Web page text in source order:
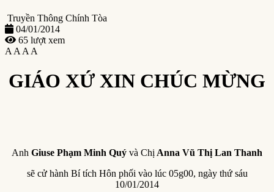
Truyền Thông Chính Tòa
04/01/2014
65 lượt xem
A A A A
GIÁO XỨ XIN CHÚC MỪNG
Anh Giuse Phạm Minh Quý và Chị Anna Vũ Thị Lan Thanh
sẽ cử hành Bí tích Hôn phối vào lúc 05g00, ngày thứ sáu
10/01/2014